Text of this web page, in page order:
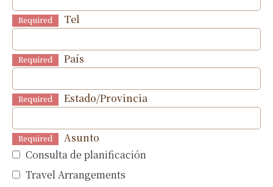
Required Tel
Required País
Required Estado/Provincia
Required
Asunto
Consulta de planificación
Travel Arrangements